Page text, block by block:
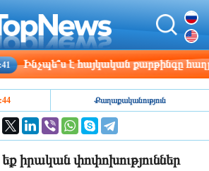
է հայկական քարթինգը
Քաղաքականություն
իրական փոփոխություններ